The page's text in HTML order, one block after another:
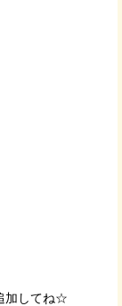
加してね☆